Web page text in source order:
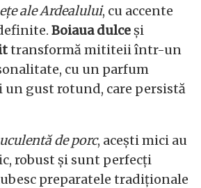
ale Ardealului, cu accente
Boiaua dulceși
transformă mititeii într-un
cu un parfum
gust rotund, care persistă
de porc, acești mici au
robust și sunt perfecți
preparatele tradiționale